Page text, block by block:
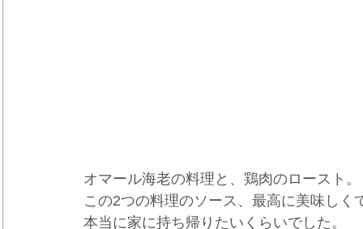
オマール海老の料理と、鶏肉のロースト。
この2つの料理のソース、最高に美味しく
本当に家に持ち帰りたいくらいでした。